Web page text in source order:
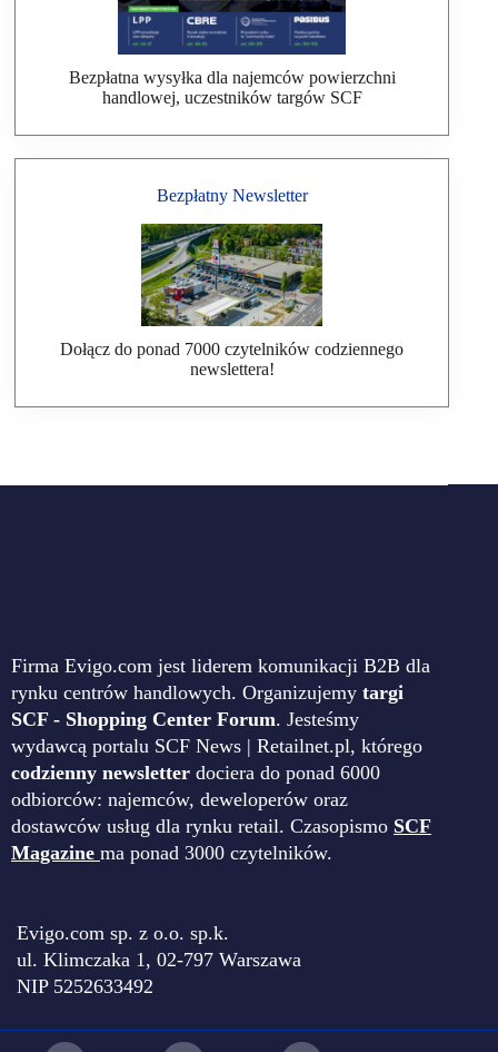
Bezpłatna wysyłka dla najemców powierzchni
handlowej, uczestników targów SCF
Bezpłatny Newsletter
Dołącz do ponad 7000 czytelników codziennego
newslettera!
Firma Evigo.com jest liderem komunikacji B2B dla
rynku centrów handlowych. Organizujemy targi
SCF - Shopping Center Forum. Jesteśmy
wydawcą portalu SCF News | Retailnet.pl, którego
codzienny newsletter dociera do ponad 6000
odbiorców: najemców, deweloperów oraz
dostawców usług dla rynku retail. Czasopismo SCF
Magazine ma ponad 3000 czytelników.
Evigo.com sp. z o.o. sp.k.
ul. Klimczaka 1, 02-797 Warszawa
NIP 5252633492